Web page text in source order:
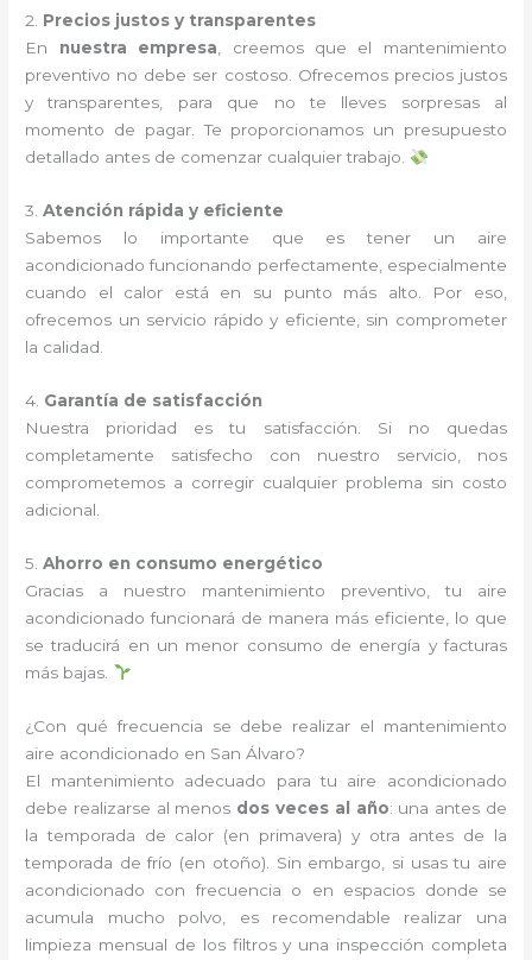
2. Precios justos y transparentes
En nuestra empresa, creemos que el mantenimiento
preventivo no debe ser costoso. Ofrecemos precios justos
y transparentes, para que no te lleves sorpresas al
momento de pagar. Te proporcionamos un presupuesto
detallado antes de comenzar cualquier trabajo.
3.Atención rápida y eficiente
Sabemos lo importante que es tener un aire
acondicionado funcionando perfectamente, especialmente
cuando el calor está en su punto más alto. Por eso,
ofrecemos un servicio rápido y eficiente, sin comprometer
la calidad.
4. Garantía de satisfacción
Nuestra prioridad es tu satisfacción. Si no quedas
completamente satisfecho con nuestro servicio, nos
comprometemos a corregir cualquier problema sin costo
adicional.
5.Ahorro en consumo energético
Gracias a nuestro mantenimiento preventivo, tu aire
acondicionado funcionará de manera más eficiente, lo que
se traducirá en un menor consumo de energía y facturas
más bajas.
¿Con qué frecuencia se debe realizar el mantenimiento
aire acondicionado en San Álvaro?
El mantenimiento adecuado para tu aire acondicionado
debe realizarse al menos dos veces al año: una antes de
la temporada de calor (en primavera) y otra antes de la
temporada de frío (en otoño). Sin embargo, si usas tu aire
acondicionado con frecuencia o en espacios donde se
acumula mucho polvo, es recomendable realizar una
limpieza mensual de los filtros y una inspección completa